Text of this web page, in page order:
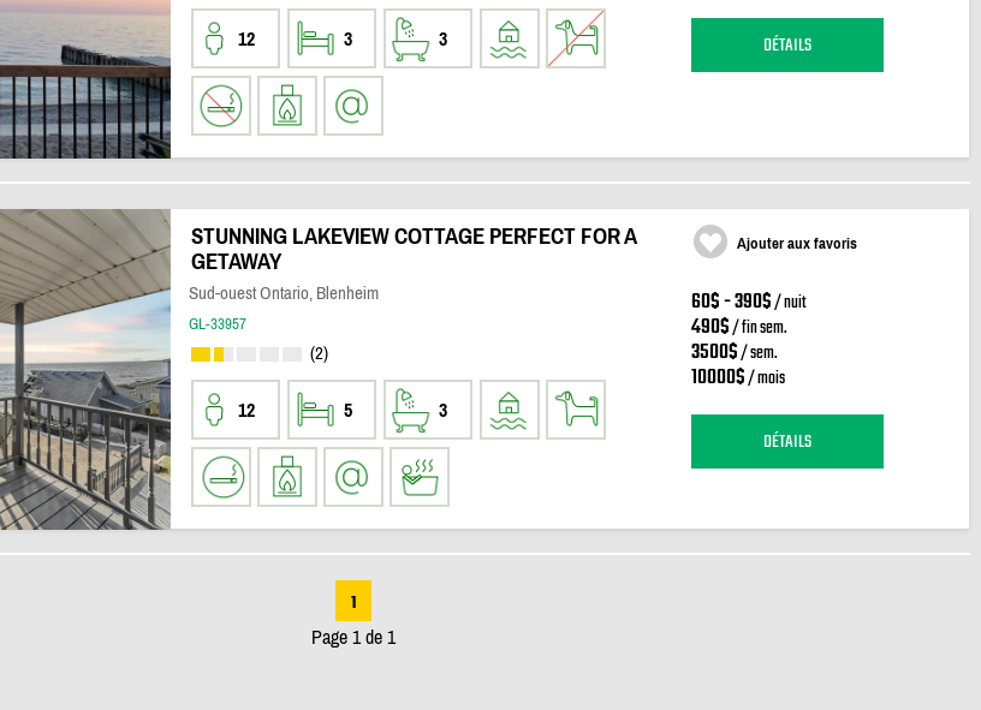
12 3 3 DÉTAILS
STUNNING LAKEVIEW COTTAGE PERFECT FOR A
GETAWAY
Sud-ouest Ontario, Blenheim
GL-33957
(2)
12 5 3
Ajouter aux favoris
60$ - 390$/ nuit
490$/ fin sem.
3500$/ sem.
10000$/ mois
DÉTAILS
1
Page 1 de 1